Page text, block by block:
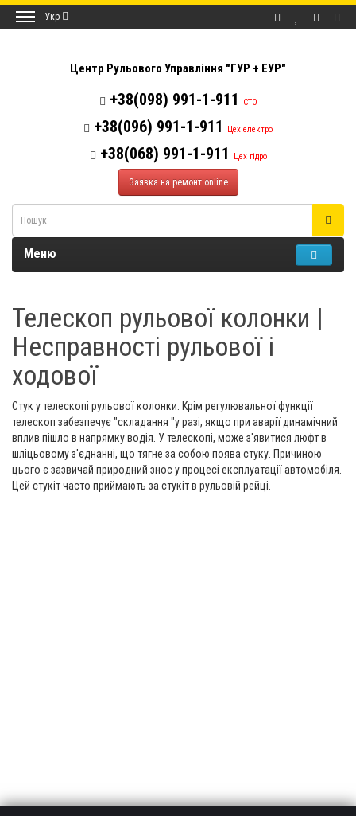
Укр
Центр Рульового Управління "ГУР + ЕУР"
+38(098) 991-1-911 СТО
+38(096) 991-1-911 Цех електро
+38(068) 991-1-911 Цех гідро
Заявка на ремонт online
Меню
Телескоп рульової колонки |
Несправності рульової і
ходової
Стук у телескопі рульової колонки. Крім регулювальної функції
телескоп забезпечує "складання "у разі, якщо при аварії динамічний
вплив пішло в напрямку водія. У телескопі, може з'явитися люфт в
шліцьовому з'єднанні, що тягне за собою поява стуку. Причиною
цього є зазвичай природний знос у процесі експлуатації автомобіля.
Цей стукіт часто приймають за стукіт в рульовій рейці.